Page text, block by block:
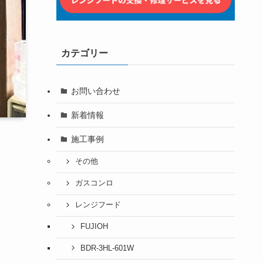
カテゴリー
お問い合わせ
新着情報
施工事例
その他
ガスコンロ
レンジフード
FUJIOH
BDR-3HL-601W